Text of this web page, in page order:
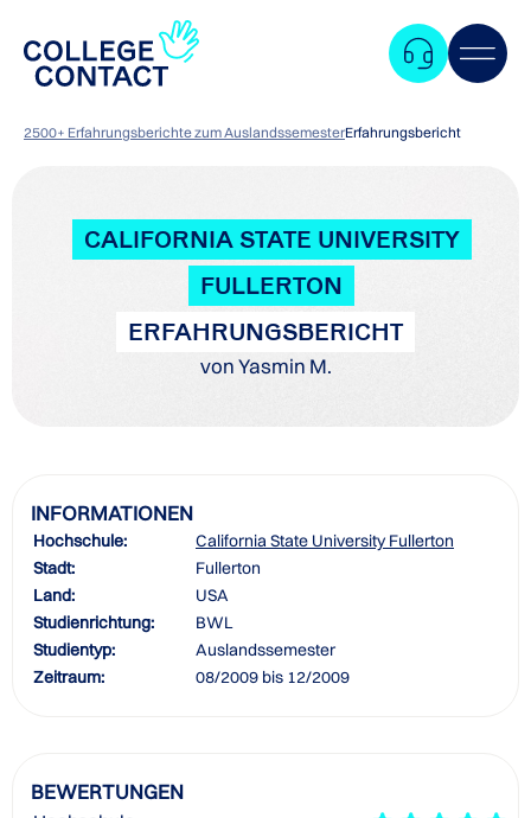
2500+ Erfahrungsberichte zum AuslandssemesterErfahrungsbericht
CALIFORNIA STATE UNIVERSITY
FULLERTON
ERFAHRUNGSBERICHT
von Yasmin M.
INFORMATIONEN
Hochschule:
California State University Fullerton
Stadt:
Fullerton
Land:
USA
Studienrichtung:
BWL
Studientyp:
Auslandssemester
Zeitraum:
08/2009 bis 12/2009
BEWERTUNGEN